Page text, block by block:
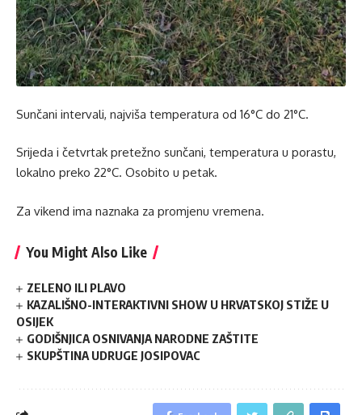
Sunčani intervali, najviša temperatura od 16°C do 21°C.
Srijeda i četvrtak pretežno sunčani, temperatura u porastu,
lokalno preko 22°C. Osobito u petak.
Za vikend ima naznaka za promjenu vremena.
You Might Also Like
ZELENO ILI PLAVO
KAZALIŠNO-INTERAKTIVNI SHOW U HRVATSKOJ STIŽE U
OSIJEK
GODIŠNJICA OSNIVANJA NARODNE ZAŠTITE
SKUPŠTINA UDRUGE JOSIPOVAC